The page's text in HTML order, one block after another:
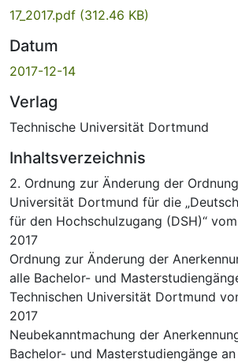
17_2017.pdf (312.46 KB)
Datum
2017-12-14
Verlag
Technische Universität Dortmund
Inhaltsverzeichnis
2. Ordnung zur Änderung der
Universität Dortmund für die
für den Hochschulzugang (DSH)“
2017
Ordnung zur Änderung der
alle Bachelor- und
Technischen Universität Dortmund
2017
Neubekanntmachung der
Bachelor- und Masterstudiengänge